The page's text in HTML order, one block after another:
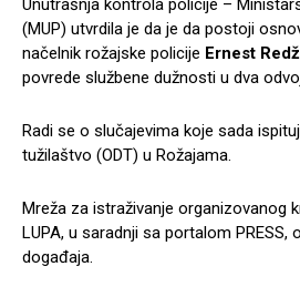
Unutrašnja kontrola policije –
(MUP) utvrdila je da je da postoji
načelnik rožajske policije Ernest
povrede službene dužnosti u dva
Radi se o slučajevima koje sada
tužilaštvo (ODT) u Rožajama.
Mreža za istraživanje organizovanog
LUPA, u saradnji sa portalom PRESS,
događaja.